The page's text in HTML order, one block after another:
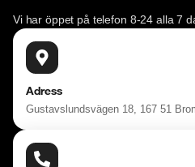
Vi har öppet på telefon 8-24 alla 7
Adress
Gustavslundsvägen 18, 167 51